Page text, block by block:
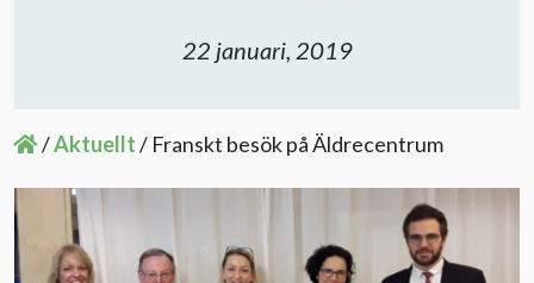
Publicerat
Om oss
22 januari, 2019
/Aktuellt/ Franskt besök på Äldrecentrum